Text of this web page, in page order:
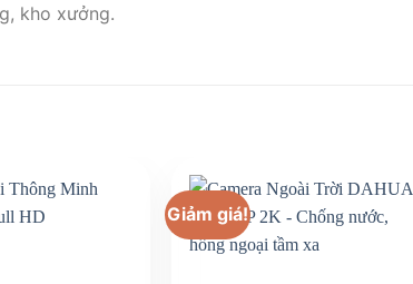
kho xưởng.
Giảm giá!